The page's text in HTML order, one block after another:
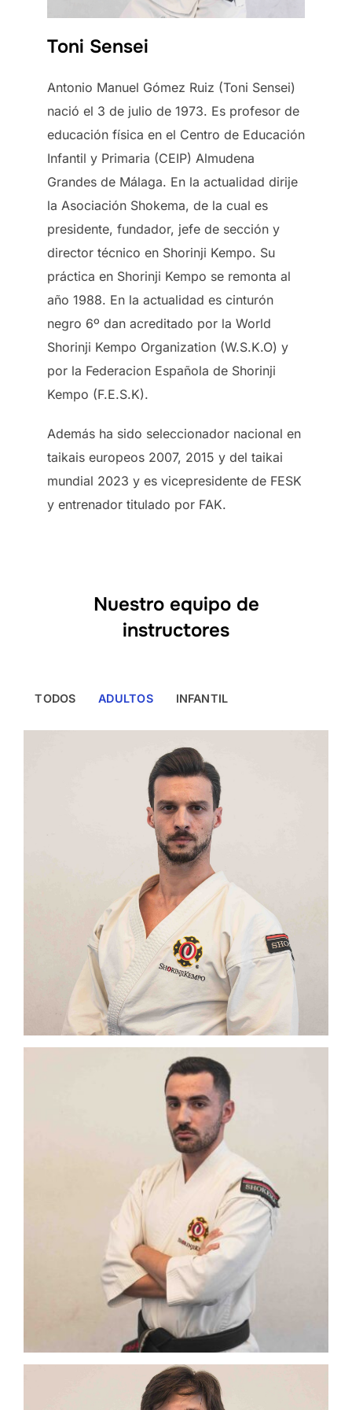
Toni Sensei
Antonio Manuel Gómez Ruiz (Toni Sensei)
nació el 3 de julio de 1973. Es profesor de
educación física en el Centro de Educación
Infantil y Primaria (CEIP) Almudena
Grandes de Málaga. En la actualidad dirije
la Asociación Shokema, de la cual es
presidente, fundador, jefe de sección y
director técnico en Shorinji Kempo. Su
práctica en Shorinji Kempo se remonta al
año 1988. En la actualidad es cinturón
negro 6º dan acreditado por la World
Shorinji Kempo Organization (W.S.K.O) y
por la Federacion Española de Shorinji
Kempo (F.E.S.K).
Además ha sido seleccionador nacional en
taikais europeos 2007, 2015 y del taikai
mundial 2023 y es vicepresidente de FESK
y entrenador titulado por FAK.
Nuestro equipo de
instructores
TODOS ADULTOS INFANTIL